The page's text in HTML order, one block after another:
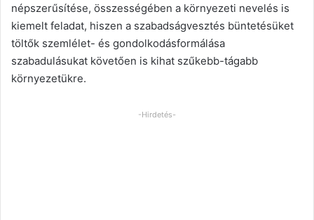
népszerűsítése, összességében a környezeti nevelés is
kiemelt feladat, hiszen a szabadságvesztés büntetésüket
töltők szemlélet- és gondolkodásformálása
szabadulásukat követően is kihat szűkebb-tágabb
környezetükre.
-Hirdetés-